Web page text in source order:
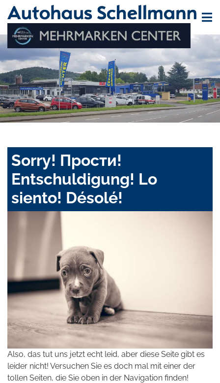
Sorry! Прости!
Entschuldigung! Lo
siento! Désolé!
Also, das tut uns jetzt echt leid, aber diese Seite gibt es
leider nicht! Versuchen Sie es doch mal mit einer der
tollen Seiten, die Sie oben in der Navigation finden!